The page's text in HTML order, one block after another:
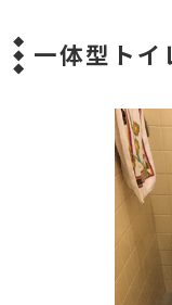
一体型トイ